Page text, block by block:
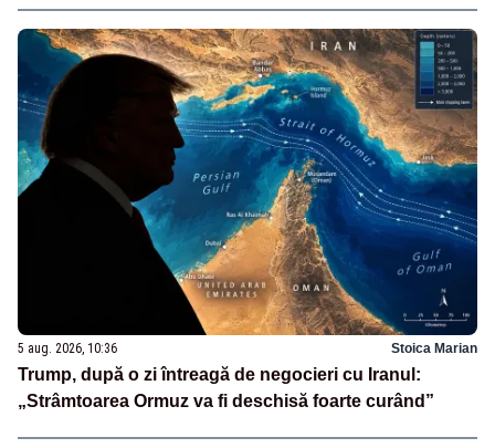
5 aug. 2026, 10:36 Stoica Marian
Trump, după o zi întreagă de negocieri cu Iranul:
„Strâmtoarea Ormuz va fi deschisă foarte curând”